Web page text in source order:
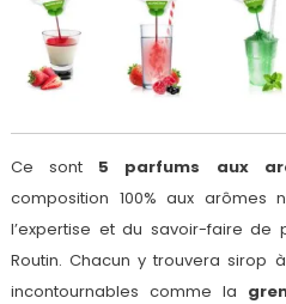
Ce sont 5 parfums aux
composition 100% aux arômes
l’expertise et du savoir-faire de
Routin. Chacun y trouvera sirop
incontournables comme la